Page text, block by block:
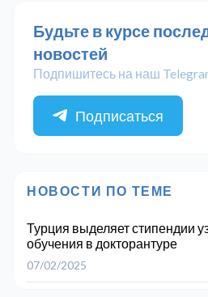
Будьте в курсе
новостей
Подпишитесь на наш
Подписаться
НОВОСТИ ПО ТЕМЕ
Турция выделяет стипендии
обучения в докторантуре
07/02/2025